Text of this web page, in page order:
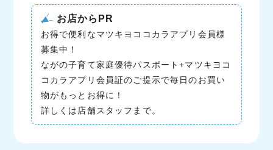
お店からPR
お得で便利なマツキヨココカラアプリ会員様
募集中！
ながの子育て家庭優待パスポート+マツキヨコ
コカラアプリ会員証のご提示で毎日のお買い
物がもっとお得に！
詳しくは店舗スタッフまで。